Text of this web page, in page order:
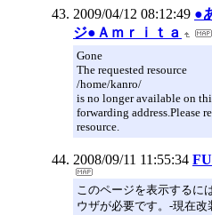
2009/04/12 08:12:49 ●
ジ●Ａｍｒｉｔａ
Gone
The requested resource
/home/kanro/
is no longer available on
forwarding address.Please
resource.
2008/09/11 11:55:34
このページを表示するに
ウザが必要です。-現在改